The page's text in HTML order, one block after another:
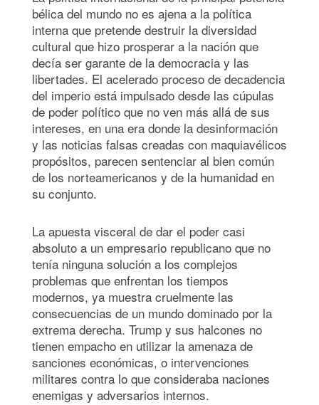
bélica del mundo no es ajena a la política
interna que pretende destruir la diversidad
cultural que hizo prosperar a la nación que
decía ser garante de la democracia y las
libertades. El acelerado proceso de decadencia
del imperio está impulsado desde las cúpulas
de poder político que no ven más allá de sus
intereses, en una era donde la desinformación
y las noticias falsas creadas con maquiavélicos
propósitos, parecen sentenciar al bien común
de los norteamericanos y de la humanidad en
su conjunto.
La apuesta visceral de dar el poder casi
absoluto a un empresario republicano que no
tenía ninguna solución a los complejos
problemas que enfrentan los tiempos
modernos, ya muestra cruelmente las
consecuencias de un mundo dominado por la
extrema derecha. Trump y sus halcones no
tienen empacho en utilizar la amenaza de
sanciones económicas, o intervenciones
militares contra lo que consideraba naciones
enemigas y adversarios internos.